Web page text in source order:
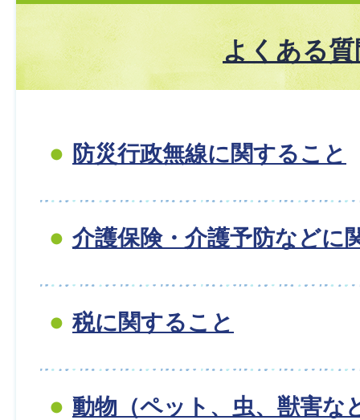
よくある質
防災行政無線に関すること
介護保険・介護予防などに
税に関すること
動物（ペット、虫、獣害な